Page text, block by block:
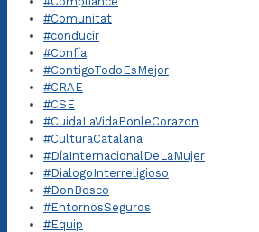
#Comunitat
#conducir
#Confía
#ContigoTodoEsMejor
#CRAE
#CSE
#CuidaLaVidaPonleCorazon
#CulturaCatalana
#DíaInternacionalDeLaMujer
#DialogoInterreligioso
#DonBosco
#EntornosSeguros
#Equip